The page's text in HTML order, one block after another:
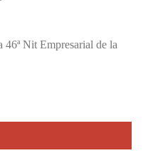
Nit Empresarial de la